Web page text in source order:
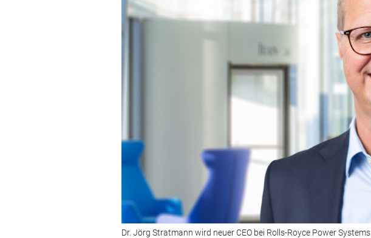
Dr. Jörg Stratmann wird neuer CEO bei Rolls-Royce Power Systems.